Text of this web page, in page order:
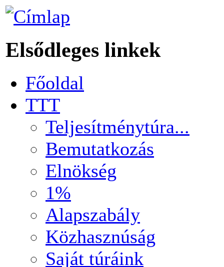
Elsődleges linkek
Főoldal
TTT
Teljesítménytúra...
Bemutatkozás
Elnökség
1%
Alapszabály
Közhasznúság
Saját túráink